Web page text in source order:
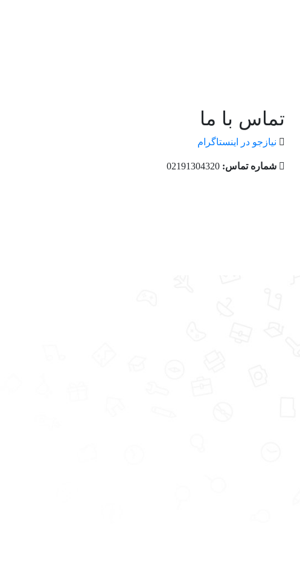
تماس با ما
نیازجو در اینستاگرام
شماره تماس: 02191304320